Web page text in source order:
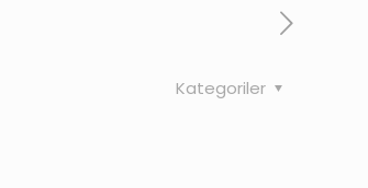
Kategoriler